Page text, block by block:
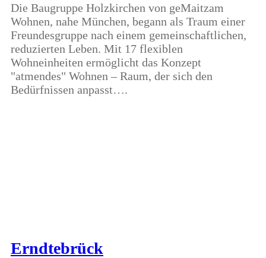
Die Baugruppe Holzkirchen von geMaitzam
Wohnen, nahe München, begann als Traum einer
Freundesgruppe nach einem gemeinschaftlichen,
reduzierten Leben. Mit 17 flexiblen
Wohneinheiten ermöglicht das Konzept
"atmendes" Wohnen – Raum, der sich den
Bedürfnissen anpasst….
Erndtebrück